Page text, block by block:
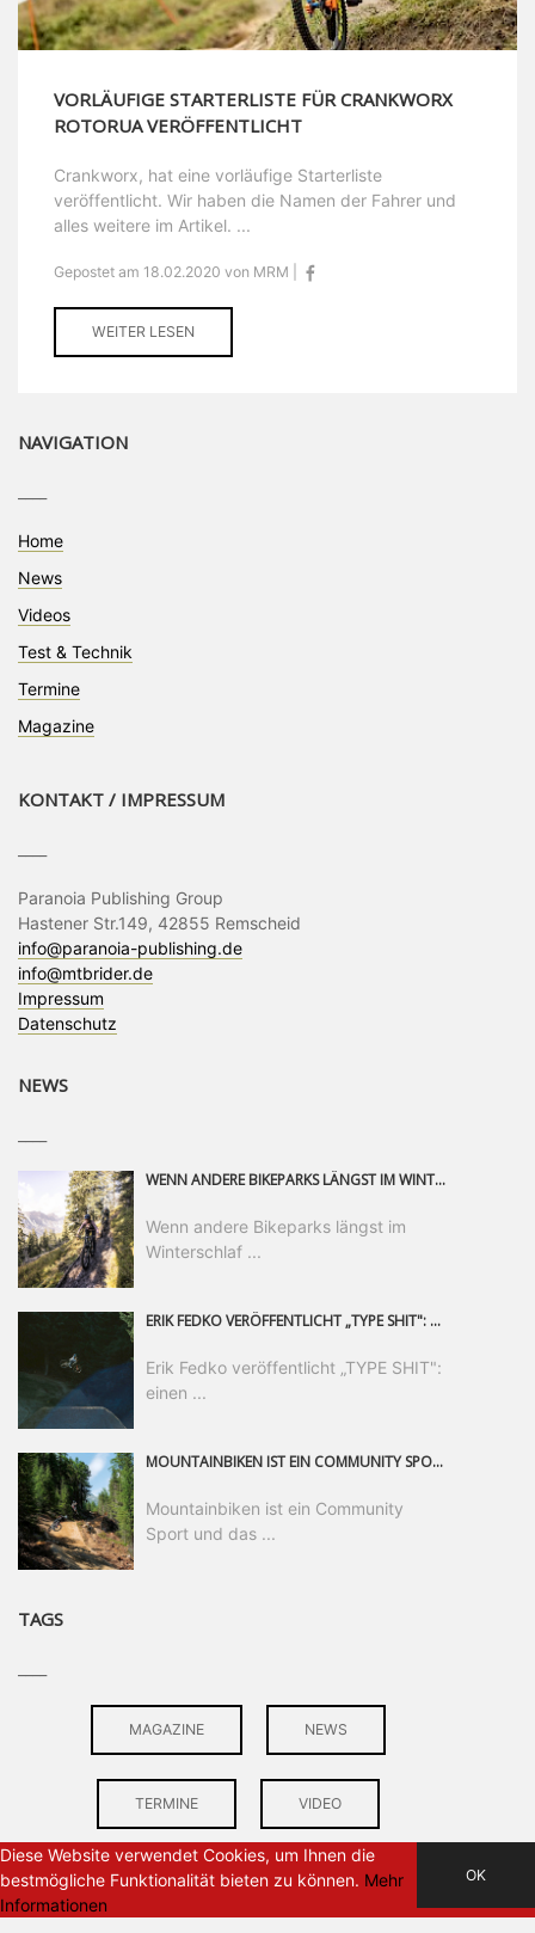
VORLÄUFIGE STARTERLISTE FÜR CRANKWORX
ROTORUA VERÖFFENTLICHT
Crankworx, hat eine vorläufige Starterliste
veröffentlicht. Wir haben die Namen der Fahrer und
alles weitere im Artikel. ...
Gepostet am 18.02.2020 von MRM |
WEITER LESEN
NAVIGATION
Home
News
Videos
Test & Technik
Termine
Magazine
KONTAKT / IMPRESSUM
Paranoia Publishing Group
Hastener Str.149, 42855 Remscheid
info@paranoia-publishing.de
info@mtbrider.de
Impressum
Datenschutz
NEWS
WENN ANDERE BIKEPARKS LÄNGST IM WINTERSCHLAF SIND, IST MAN IN SAALFELDEN LEOGANG IMMER NOCH AM MOUNTAINBIKEN. IST DER HERBST DIE SCHÖNSTE ZEIT DES JAHRES? AUF DEN TRAILS RUND UM SAALFELDEN LEOGANG UND IM EPIC BIKEPARK LEOGANG IST ER DAS AUF JEDEN FALL – UND DIE GEFÜHLT DIE LÄNGSTE NOCH DAZU. NOCH BIS MINDESTENS 8. NOVEMBER STEHT DAS PINZGAUER MOUNTAINBIKE-PARADIES ALLEN RIDERN OFFEN, DIE EINFACH NICHT GENUG KRIEGEN KÖNNEN. DABEI HÄLT DIE GOLDENE JAHRESZEIT IN SAALFELDEN LEOGANG WEIT MEHR ALS LINES, TRAILS UND HERBSTPANORAMEN BEREIT: MIT DEM BIKE FESTIVAL, VERSCHIEDENEN LADIES SHRED EVENTS UND EINEM DIE GESAMTE SAISON ANDAUERNDEN PHOTO CONTEST ZUM 25-JÄHRIGEN BIKEPARK-JUBILÄUM GIBT ES RUND UM ÖSTERREICHS ÄLTESTEN BIKEPARK EINIGES ZU ERLEBEN.
Wenn andere Bikeparks längst im
Winterschlaf ...
ERIK FEDKO VERÖFFENTLICHT „TYPE SHIT": EINEN 23-MINÜTIGEN MOUNTAINBIKE-FILM, ÜBER DREI JAHRE RUND UM DIE WELT GEDREHT. ZEITGLEICH LAUNCHT ER DIE GLEICHNAMIGE KOLLEKTION SEINER BRAND TYPE. EIN SEGMENT DES FILMS ERSCHEINT SEPARAT AUF RED BULL BIKE.
Erik Fedko veröffentlicht „TYPE SHIT":
einen ...
MOUNTAINBIKEN IST EIN COMMUNITY SPORT UND DAS BEWEIST SICH IN DER BIKE REPUBLIC SÖLDEN GERADE EINDRUCKSVOLL AUF ALLEN LEVELN. FREERIDE PROFI, SHAPERIN UND FRISCH GEWÄHLTE SWATCH NINES MVP VERO SANDLER IST BEGEISTERT VON DER VIELFALT DER BIKE DESTINATION, DER NEUEN JUMPLINE UND PLÄDIERT FÜR MUT BEI (FRAUEN) COMMUNITIES. VERO UND IHR VERLOBTER SAM HODGES VERBRINGEN MEHRERE MONATE IN DER BIKE REPUBLIC UND LASSEN UNS DARAN TEILHABEN. UM COMMUNITY GEHT ES AUCH BEI DER PARTNERSCHAFT ZWISCHEN SÖLDEN UND DEM NEUEN RIDERS PARK DONOVALY IN DER SLOWAKEI: DER DORTIGE TOURISMUSDIREKTOR JIRI PEC IST ÜBERZEUGT: VON MEHR BIKEPARKS PROFITIERT DIE GANZE MTB-SZENE – UND MIT DOMINIK LINSER, GESCHÄFTSFÜHRER DER BRS, HAT ER DAMIT DEN PERFEKTEN PARTNER GEFUNDEN.
Mountainbiken ist ein Community
Sport und das ...
TAGS
MAGAZINE NEWS
TERMINE VIDEO
PARTNER
OK
Diese Website verwendet Cookies, um Ihnen die
bestmögliche Funktionalität bieten zu können. Mehr
Informationen